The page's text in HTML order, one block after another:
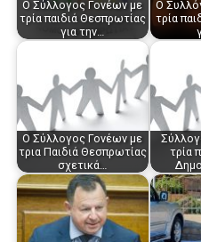
Ο Σύλλογος Γονέων με
τρία παιδιά Θεσπρωτίας
για την…
Ο
τρία
O Σύλλογος Γονέων με
τρια Παιδιά Θεσπρωτίας
σχετικά…
τρία